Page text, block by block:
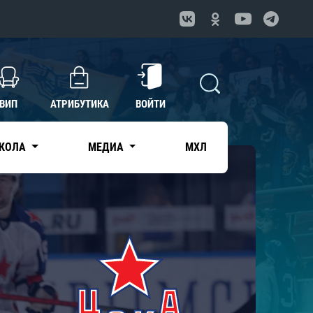
ВИП АТРИБУТИКА ВОЙТИ
МЕДИА МХЛ